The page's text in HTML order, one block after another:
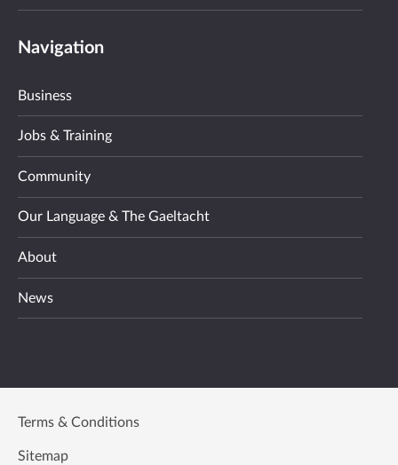
Navigation
Business
Jobs & Training
Community
Our Language & The Gaeltacht
About
News
Terms & Conditions
Sitemap